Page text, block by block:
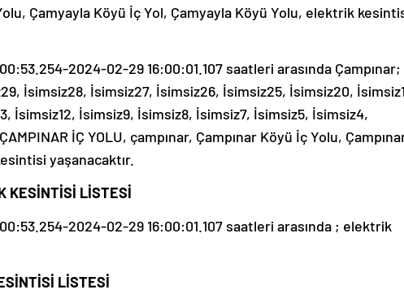
Çamyayla Köyü İç Yol, Çamyayla Köyü Yolu, elektrik
2024-02-29 16:00:01.107 saatleri arasında Çampınar;
İsimsiz28, İsimsiz27, İsimsiz26, İsimsiz25, İsimsiz20,
İsimsiz12, İsimsiz9, İsimsiz8, İsimsiz7, İsimsiz5, İsimsiz4,
İÇ YOLU, çampınar, Çampınar Köyü İç Yolu,
yaşanacaktır.
KESİNTİSİ LİSTESİ
2024-02-29 16:00:01.107 saatleri arasında ; elektrik
LİSTESİ